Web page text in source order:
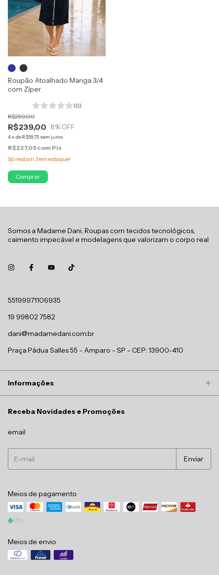
Roupão Atoalhado Manga 3/4
com Zíper
(0)
R$239,00
R$259,00
8% OFF
4x de R$59,75 sem juros
R$227,05 com Pix
Só restam 3em estoque!
Comprar
Somos a Madame Dani, Roupas com tecidos tecnológicos,
caimento impecável e modelagens que valorizam o corpo real
55199971106935
19 99802 7582
dani@madamedani.com.br
Praça Pádua Salles 55 - Amparo - SP - CEP: 13900-410
Informações
Receba Novidades e Promoções
email
Meios de pagamento
Meios de envio